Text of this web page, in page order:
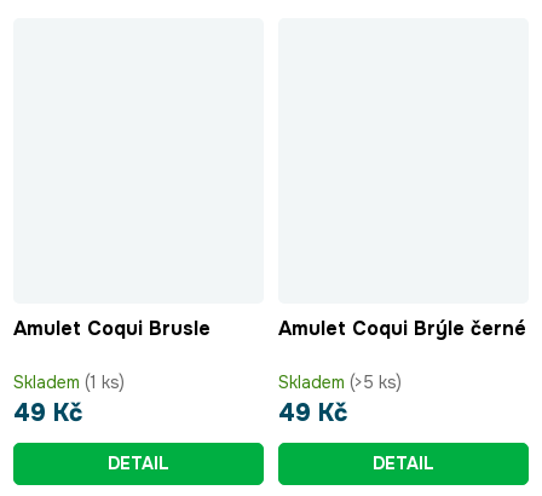
Amulet Coqui Brusle
Skladem (1 ks)
49 Kč
DETAIL
Amulet Coqui Brýle černé
Skladem (>5 ks)
49 Kč
DETAIL